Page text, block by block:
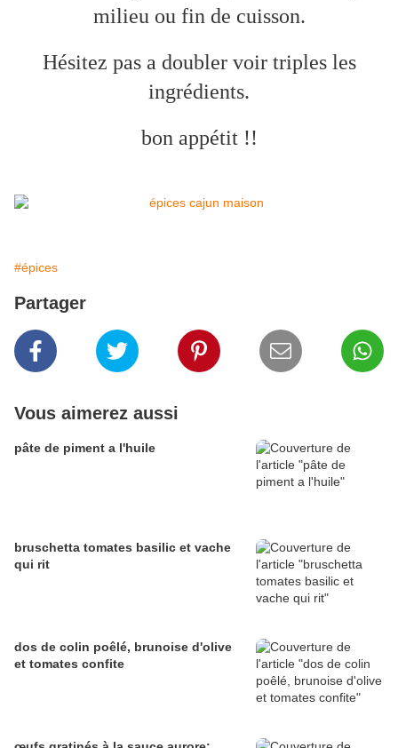
milieu ou fin de cuisson.
Hésitez pas a doubler voir triples les
ingrédients.
bon appétit !!
#épices
Partager
Vous aimerez aussi
pâte de piment a l'huile
bruschetta tomates basilic et vache
qui rit
dos de colin poêlé, brunoise d'olive
et tomates confite